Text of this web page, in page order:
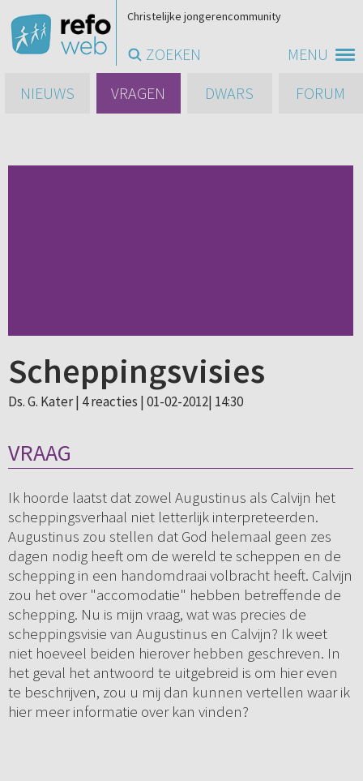
MENU
Christelijke jongerencommunity
ZOEKEN
NIEUWS
VRAGEN DWARS FORUM
Scheppingsvisies
Ds. G. Kater | 4 reacties | 01-02-2012| 14:30
VRAAG
Ik hoorde laatst dat zowel Augustinus als Calvijn het
scheppingsverhaal niet letterlijk interpreteerden.
Augustinus zou stellen dat God helemaal geen zes
dagen nodig heeft om de wereld te scheppen en de
schepping in een handomdraai volbracht heeft. Calvijn
zou het over "accomodatie" hebben betreffende de
schepping. Nu is mijn vraag, wat was precies de
scheppingsvisie van Augustinus en Calvijn? Ik weet
niet hoeveel beiden hierover hebben geschreven. In
het geval het antwoord te uitgebreid is om hier even
te beschrijven, zou u mij dan kunnen vertellen waar ik
hier meer informatie over kan vinden?